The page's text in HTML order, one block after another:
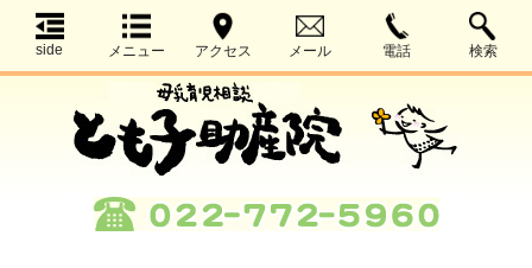
side メニュー アクセス メール 電話 検索